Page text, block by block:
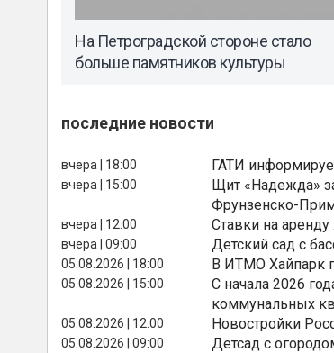
На Петроградской стороне стало
больше памятников культуры
последние новости
вчера | 18:00 ГАТИ
вчера | 15:00
Щит «Надежда»
Фрунзенско-
вчера | 12:00 Ставки на
вчера | 09:00 Детский сад с
05.08.2026 | 18:00 В ИТМО Хайпарк
05.08.2026 | 15:00
С начала 2026
коммунальных
05.08.2026 | 12:00 Новостройки
05.08.2026 | 09:00 Детсад с